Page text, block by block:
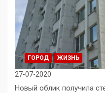
ГОРОД ЖИЗНЬ
27-07-2020
Новый облик получила